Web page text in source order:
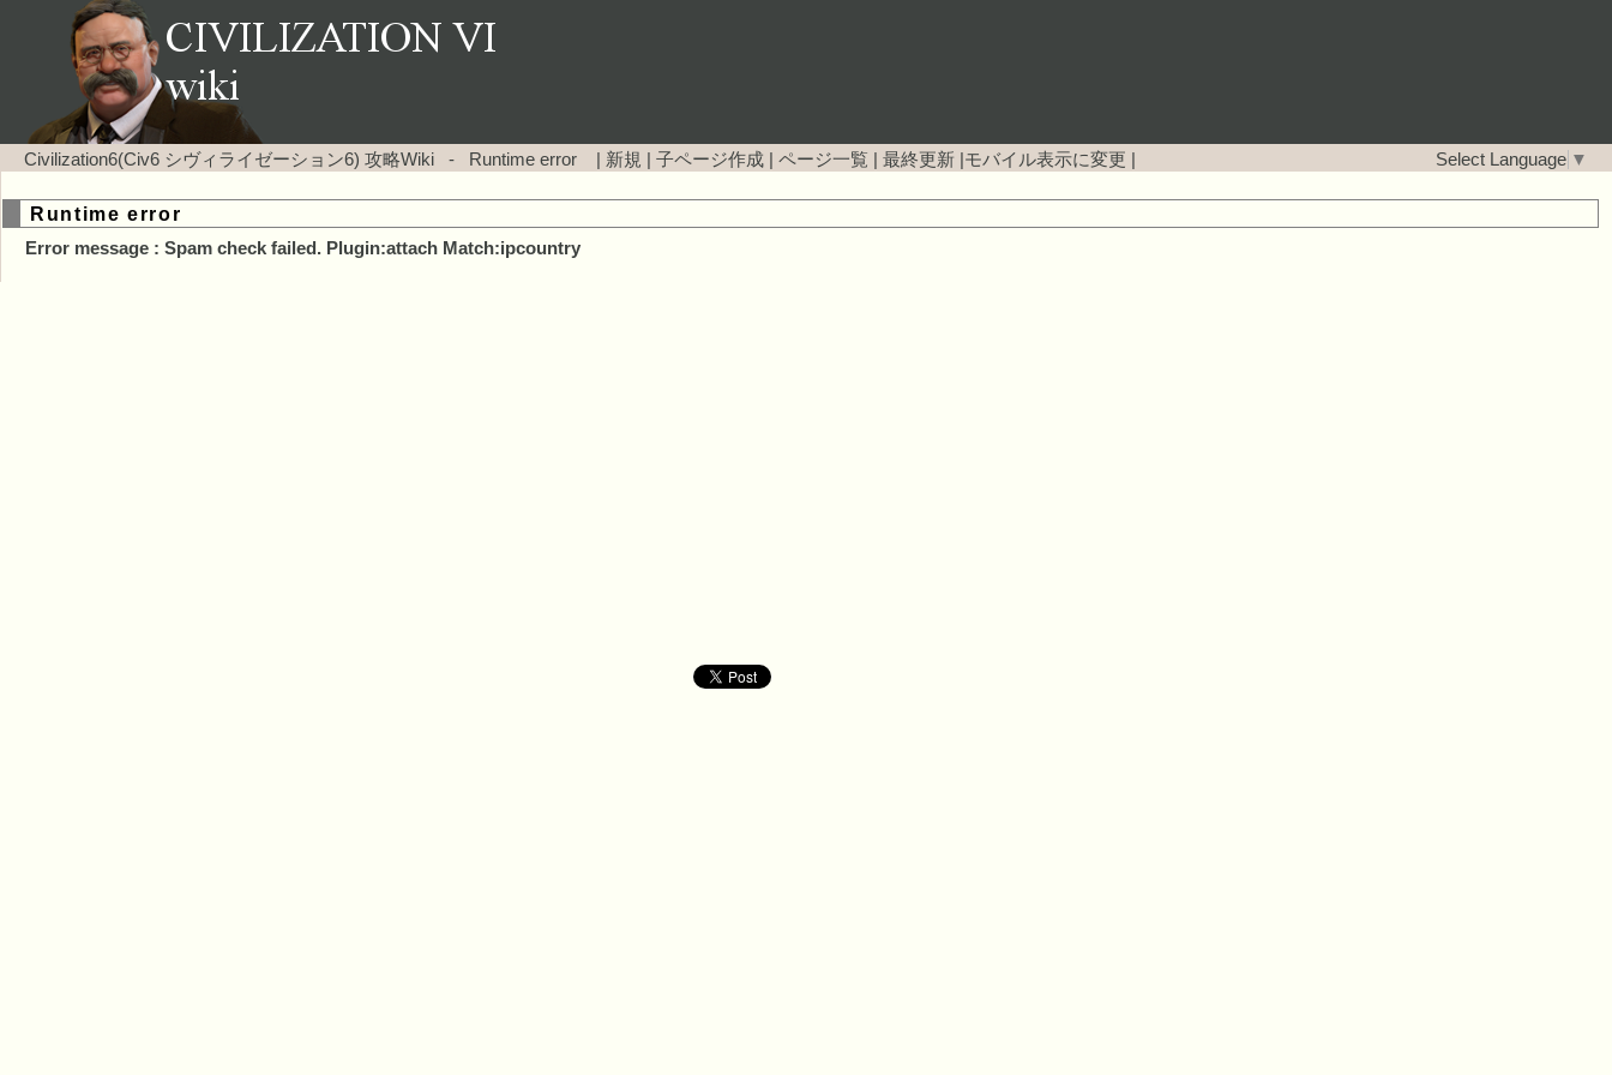
Civilization6(Civ6 シヴィライゼーション6) 攻略Wiki - Runtime error | 新規 子ページ作成 ページ一覧 最終更新 モバイル表示に変更 Select Language ▼
Runtime error
Error message : Spam check failed. Plugin:attach Match:ipcountry